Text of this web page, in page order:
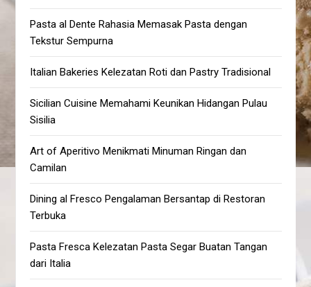
Pasta al Dente Rahasia Memasak Pasta dengan
Tekstur Sempurna
Italian Bakeries Kelezatan Roti dan Pastry Tradisional
Sicilian Cuisine Memahami Keunikan Hidangan Pulau
Sisilia
Art of Aperitivo Menikmati Minuman Ringan dan
Camilan
Dining al Fresco Pengalaman Bersantap di Restoran
Terbuka
Pasta Fresca Kelezatan Pasta Segar Buatan Tangan
dari Italia